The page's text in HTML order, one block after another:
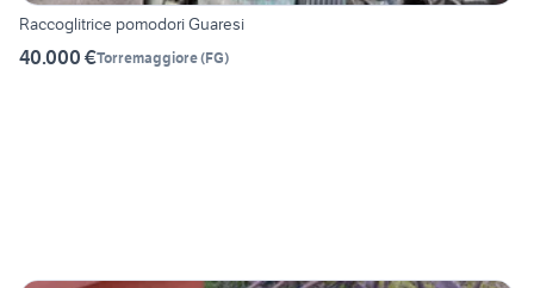
Raccoglitrice pomodori Guaresi
40.000 €Torremaggiore(FG)